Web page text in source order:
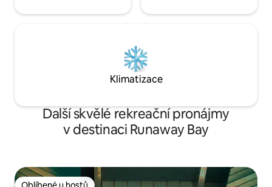
Klimatizace
Další skvělé rekreační pronájmy
v destinaci Runaway Bay